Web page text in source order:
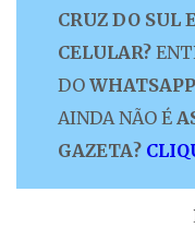
CRUZ DO SUL
CELULAR?
DO WHATSAPP
AINDA NÃO É
GAZETA?